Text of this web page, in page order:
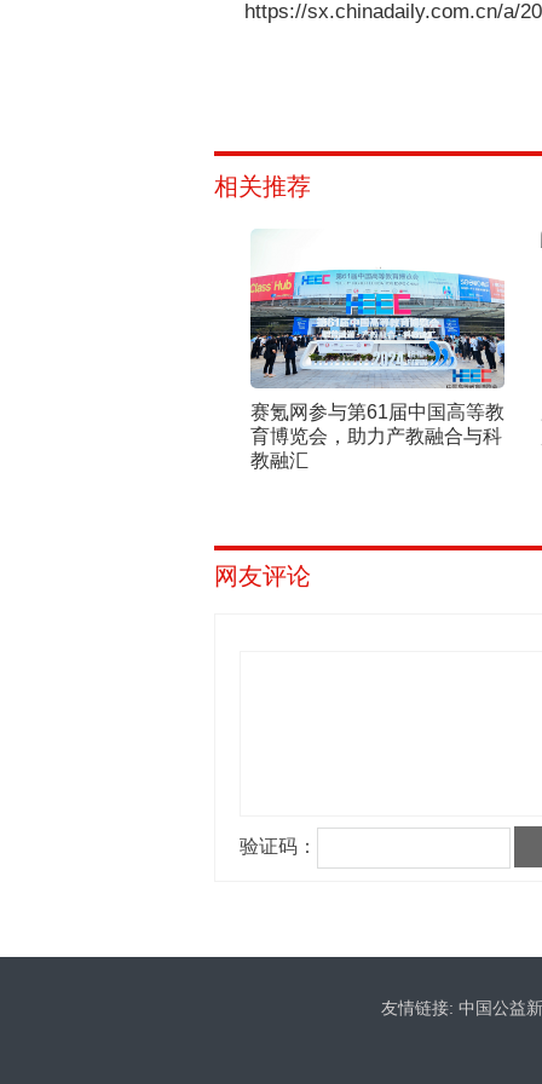
https://sx.chinadaily.com.cn/a/
相关推荐
赛氪网参与第61届中国高等教
育博览会，助力产教融合与科
教融汇
网友评论
友情链接: 中国公益